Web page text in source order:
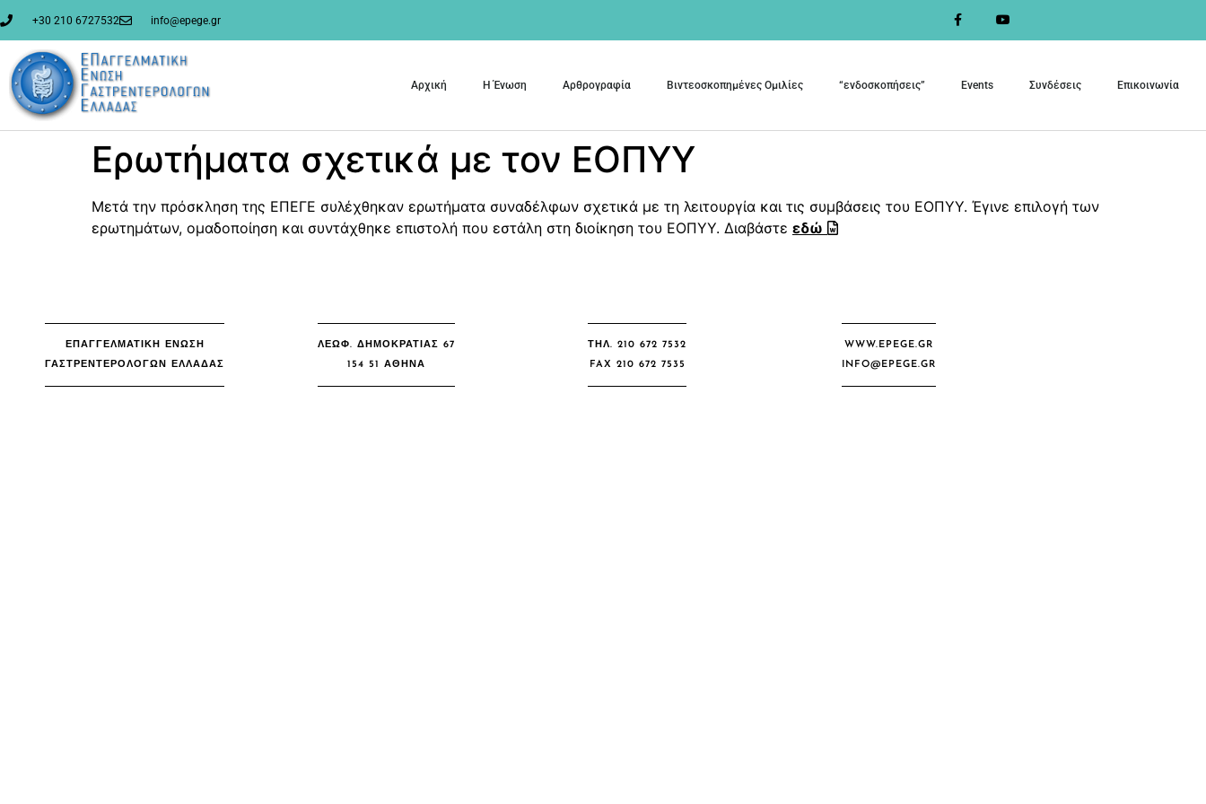
περιεχόμενο
+30 210 6727532 info@epege.gr
Αρχική Η Ένωση Αρθρογραφία Βιντεοσκοπημένες Ομιλίες “ενδοσκοπήσεις” Events Συνδέσεις Επικοινωνία
Ερωτήματα σχετικά με τον ΕΟΠΥΥ
Μετά την πρόσκληση της ΕΠΕΓΕ συλέχθηκαν ερωτήματα συναδέλφων σχετικά με τη λειτουργία και τις συμβάσεις του ΕΟΠΥΥ. Έγινε επιλογή των
ερωτημάτων, ομαδοποίηση και συντάχθηκε επιστολή που εστάλη στη διοίκηση του ΕΟΠΥΥ. Διαβάστε εδώ
ΕΠΑΓΓΕΛΜΑΤΙΚΗ ΕΝΩΣΗ
ΓΑΣΤΡΕΝΤΕΡΟΛΟΓΩΝ ΕΛΛΑΔΑΣ
ΛΕΩΦ. ΔΗΜΟΚΡΑΤΙΑΣ 67
154 51 ΑΘΉΝΑ
ΤΗΛ. 210 672 7532
FAX 210 672 7535
WWW.EPEGE.GR
INFO@EPEGE.GR